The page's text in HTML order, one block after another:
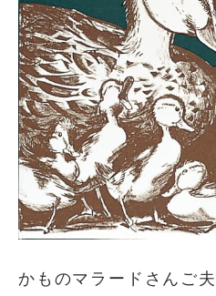
かものマラードさんご